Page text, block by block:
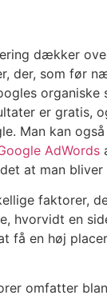
dækker
der, som før
organiske
er gratis,
Man kan
AdWords
at man
faktorer,
hvorvidt en
få en høj
omfatter